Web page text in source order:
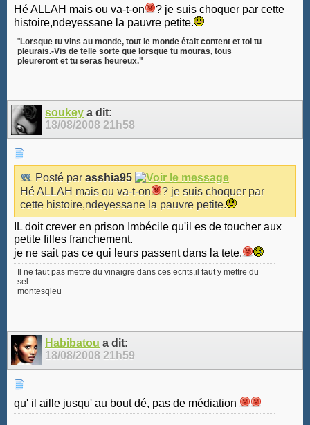
Hé ALLAH mais ou va-t-on
? je suis choquer par cette
histoire,ndeyessane la pauvre petite.
"Lorsque tu vins au monde, tout le monde était content et toi tu
pleurais.-Vis de telle sorte que lorsque tu mouras, tous
pleureront et tu seras heureux."
soukey a dit:
18/08/2008 21h58
Posté par asshia95
Hé ALLAH mais ou va-t-on
? je suis choquer par
cette histoire,ndeyessane la pauvre petite.
IL doit crever en prison Imbécile qu'il es de toucher aux
petite filles franchement.
je ne sait pas ce qui leurs passent dans la tete.
Il ne faut pas mettre du vinaigre dans ces ecrits,il faut y mettre du
sel
montesqieu
Habibatou a dit:
18/08/2008 21h59
qu' il aille jusqu' au bout dé, pas de médiation